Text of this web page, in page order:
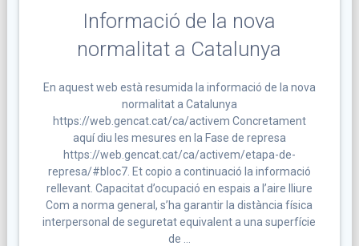
Informació de la nova
normalitat a Catalunya
En aquest web està resumida la informació de la nova
normalitat a Catalunya
https://web.gencat.cat/ca/activem Concretament
aquí diu les mesures en la Fase de represa
https://web.gencat.cat/ca/activem/etapa-de-
represa/#bloc7. Et copio a continuació la informació
rellevant. Capacitat d’ocupació en espais a l’aire lliure
Com a norma general, s’ha garantir la distància física
interpersonal de seguretat equivalent a una superfície
de …